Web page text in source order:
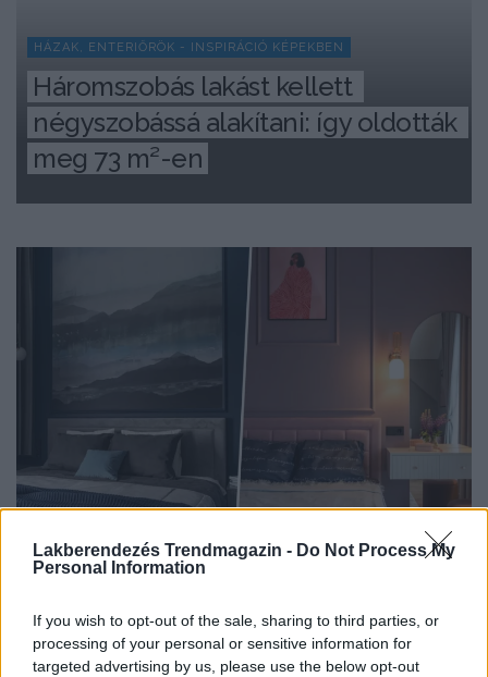
Lakberendezés Trendmagazin - Do Not Process My
Personal Information
If you wish to opt-out of the sale, sharing to third parties, or
processing of your personal or sensitive information for
targeted advertising by us, please use the below opt-out
HÁZAK, ENTERIŐRÖK - INSPIRÁCIÓ KÉPEKBEN
Háromszobás lakást kellett
négyszobássá alakítani: így oldották
meg 73 m²-en
HÁZAK, ENTERIŐRÖK - INSPIRÁCIÓ KÉPEKBEN
otthona kétszintes sorházi lakásban
Egy fiatal nő és tinédzser lánya számára rendezte be a